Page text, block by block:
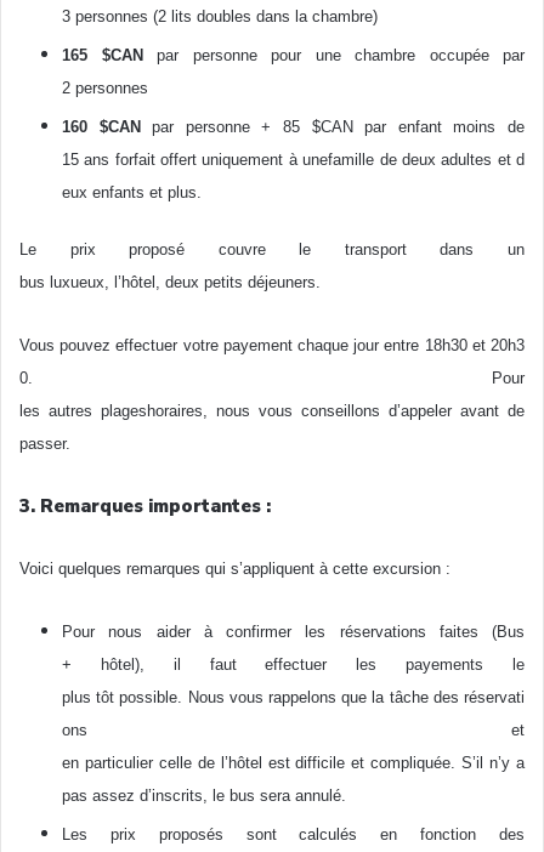
3 personnes (2 lits doubles dans la chambre)
165 $CANpar personne pour une chambre occupée par
2 personnes
160 $CANpar personne + 85 $CAN par enfant moins de
15 ans forfait offert uniquement à unefamille de deux adultes et d
eux enfants et plus.
Le prix proposé couvre le transport dans un
bus luxueux, l’hôtel, deux petits déjeuners.
Vous pouvez effectuer votre payement chaque jour entre 18h30 et 20h3
0. Pour
les autres plageshoraires, nous vous conseillons d’appeler avant de
passer.
3. Remarques importantes :
Voici quelques remarques qui s’appliquent à cette excursion :
Pour nous aider à confirmer les réservations faites (Bus
+ hôtel), il faut effectuer les payements le
plus tôt possible. Nous vous rappelons que la tâche des réservati
ons et
en particulier celle de l’hôtel est difficile et compliquée. S’il n’y a
pas assez d’inscrits, le bus sera annulé.
Les prix proposés sont calculés en fonction des